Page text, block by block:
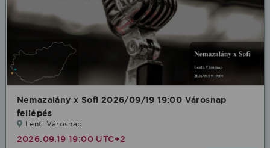
Nemazalány x Sofi 2026/09/19 19:00 Városnap
fellépés
Lenti Városnap
2026.09.19 19:00 UTC+2